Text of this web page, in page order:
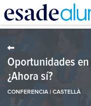
Vés
contingut
Oportunidades
¿Ahora sí?
CONFERENCIA | CASTELLÀ